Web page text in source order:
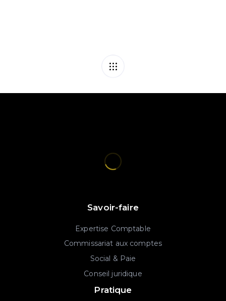
Savoir-faire
Expertise Comptable
Commissariat aux comptes
Social & Paie
Conseil juridique
Pratique